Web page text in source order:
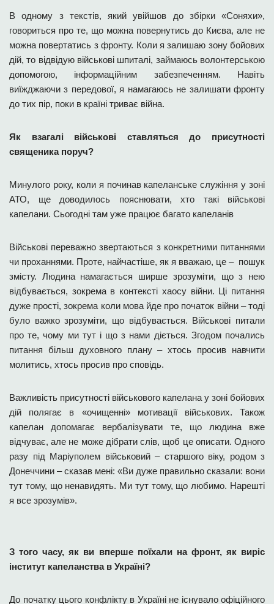
В одному з текстів, який увійшов до збірки «Соняхи»,
говориться про те, що можна повернутись до Києва, але не
можна повертатись з фронту. Коли я залишаю зону бойових
дій, то відвідую військові шпиталі, займаюсь волонтерською
допомогою, інформаційним забезпеченням. Навіть
виїжджаючи з передової, я намагаюсь не залишати фронту
до тих пір, поки в країні триває війна.
Як взагалі військові ставляться до присутності
священика поруч?
Минулого року, коли я починав капеланське служіння у зоні
АТО, ще доводилось пояснювати, хто такі військові
капелани. Сьогодні там уже працює багато капеланів
Військові переважно звертаються з конкретними питаннями
чи проханнями. Проте, найчастіше, як я вважаю, це – пошук
змісту. Людина намагається ширше зрозуміти, що з нею
відбувається, зокрема в контексті хаосу війни. Ці питання
дуже прості, зокрема коли мова йде про початок війни – тоді
було важко зрозуміти, що відбувається. Військові питали
про те, чому ми тут і що з нами діється. Згодом почались
питання більш духовного плану – хтось просив навчити
молитись, хтось просив про сповідь.
Важливість присутності військового капелана у зоні бойових
дій полягає в «очищенні» мотивації військових. Також
капелан допомагає вербалізувати те, що людина вже
відчуває, але не може дібрати слів, щоб це описати. Одного
разу під Маріуполем військовий – старшого віку, родом з
Донеччини – сказав мені: «Ви дуже правильно сказали: вони
тут тому, що ненавидять. Ми тут тому, що любимо. Нарешті
я все зрозумів».
З того часу, як ви вперше поїхали на фронт, як виріс
інститут капеланства в Україні?
До початку цього конфлікту в Україні не існувало офіційного